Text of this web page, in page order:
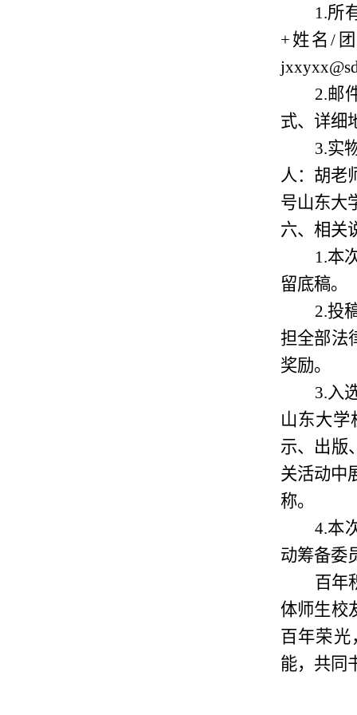
1.所
+姓名/
2.邮
式、详细
3.实
人： 胡老
号山东大
六、相关
1.本
留底稿。
2.投
担全部法
奖励。
3.入
山东大学
示、出版
关活动中
称。
4.本
动筹备委
百年
体师生校
百年荣光
能，共同